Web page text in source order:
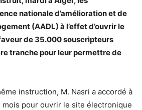
nationale d’amélioration et de
(AADL) à l’effet d’ouvrir le
de 35.000 souscripteurs
tranche pour leur permettre de
instruction, M. Nasri a accordé à
mois pour ouvrir le site électronique